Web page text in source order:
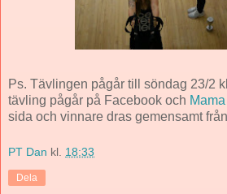
Ps. Tävlingen pågår till söndag 23/2
tävling pågår på Facebook och
sida och vinnare dras gemensamt
PT Dan kl. 18:33
Dela